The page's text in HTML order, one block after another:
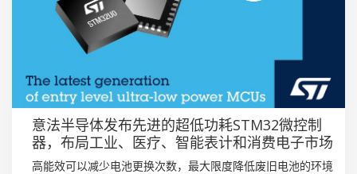
意法半导体发布先进的超低功耗STM32微控制
器，布局工业、医疗、智能表计和消费电子市场
高能效可以减少电池更换次数，最大限度降低废旧电池的环境